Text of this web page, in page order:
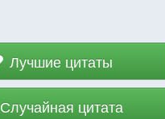
Лучшие цитаты
Случайная цитата